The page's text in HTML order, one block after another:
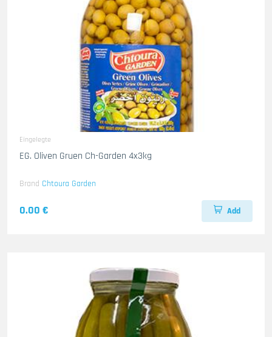
Eingelegte
EG. Oliven Gruen Ch-Garden 4x3kg
Brand Chtoura Garden
0.00 € Add